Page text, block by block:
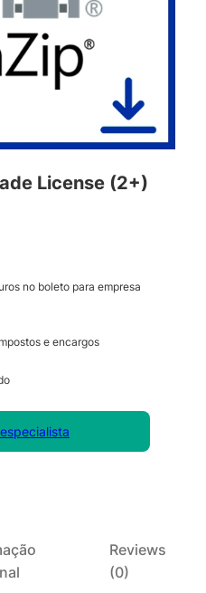
License (2+)
no boleto para empresa
e encargos
Reviews
(0)